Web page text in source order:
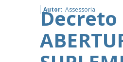
Autor: Assessoria
Decreto